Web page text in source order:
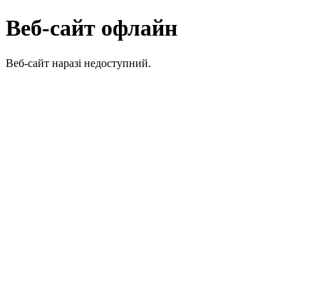
Веб-сайт офлайн
Веб-сайт наразі недоступний.